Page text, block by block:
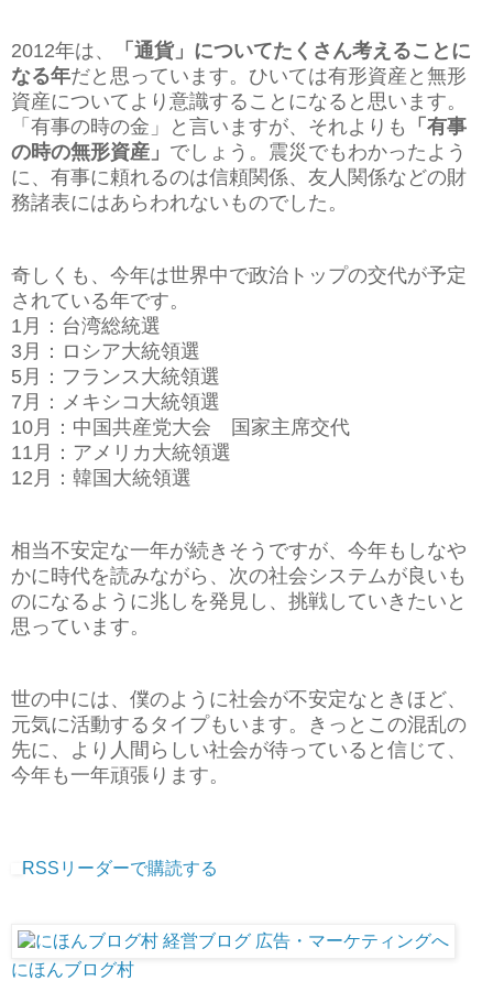
2012年は、
「通貨」についてたくさん考えることに
なる年だと思っています。ひいては有形資産と無形
資産についてより意識することになると思います。
「有事の時の金」と言いますが、それよりも
「有事
の時の無形資産」 でしょう。震災でもわかったよう
に、有事に頼れるのは信頼関係、友人関係などの財
務諸表にはあらわれないものでした。
奇しくも、今年は世界中で政治トップの交代が予定
されている年です。
1月：台湾総統選
3月：ロシア大統領選
5月：フランス大統領選
7月：メキシコ大統領選
10月：中国共産党大会 国家主席交代
11月：アメリカ大統領選
12月：韓国大統領選
相当不安定な一年が続きそうですが、今年もしなや
かに時代を読みながら、次の社会システムが良いも
のになるように兆しを発見し、挑戦していきたいと
思っています。
世の中には、僕のように社会が不安定なときほど、
元気に活動するタイプもいます。きっとこの混乱の
先に、より人間らしい社会が待っていると信じて、
今年も一年頑張ります。
RSSリーダーで購読する
にほんブログ村